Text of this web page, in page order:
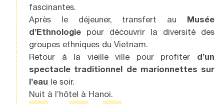
fascinantes.
Après le déjeuner, transfert au Musée
d’Ethnologie pour découvrir la diversité des
groupes ethniques du Vietnam.
Retour à la vieille ville pour profiter d’un
spectacle traditionnel de marionnettes sur
l’eau le soir.
Nuit à l’hôtel à Hanoi.